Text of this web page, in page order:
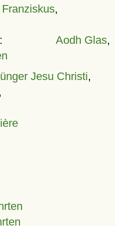
,
Aodh Glas,
Jesu Christi,